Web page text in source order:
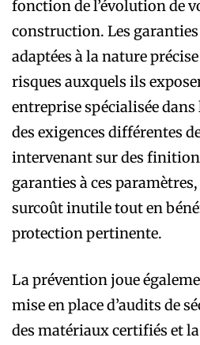
fonction de l’évolution de
construction. Les
adaptées à la nature
risques auxquels ils
entreprise spécialisée
des exigences différentes
intervenant sur des
garanties à ces
surcoût inutile tout en
protection pertinente.
La prévention joue
mise en place d’audits de
des matériaux certifiés et